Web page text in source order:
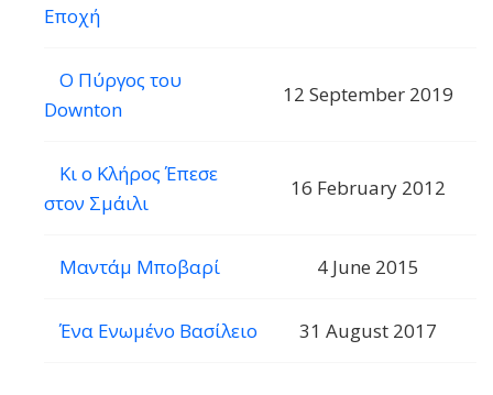
Εποχή
Ο Πύργος του
Downton
12 September 2019
Κι ο Κλήρος Έπεσε
στον Σμάιλι
16 February 2012
Μαντάμ Μποβαρί 4 June 2015
Ένα Ενωμένο Βασίλειο 31 August 2017